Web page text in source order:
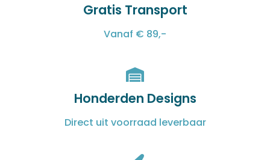
Gratis Transport
Vanaf € 89,-
Honderden Designs
Direct uit voorraad leverbaar